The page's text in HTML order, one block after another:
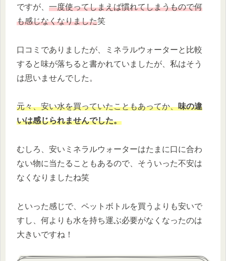
ですが、 一度使ってしまえば慣れてしまうもので何
も感じなくなりました笑
口コミでありましたが、ミネラルウォーターと比較
すると味が落ちると書かれていましたが、私はそう
は思いませんでした。
元々、安い水を買っていたこともあってか、味の違
いは感じられませんでした。
むしろ、安いミネラルウォーターはたまに口に合わ
ない物に当たることもあるので、そういった不安は
なくなりましたね笑
といった感じで、ペットボトルを買うよりも安いで
すし、何よりも水を持ち運ぶ必要がなくなったのは
大きいですね！